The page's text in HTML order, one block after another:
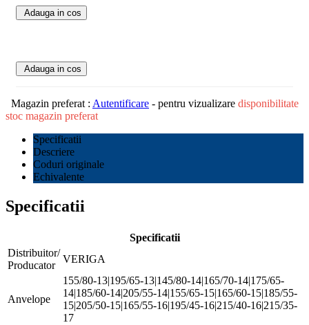
Adauga in cos
Adauga in cos
Magazin preferat : Autentificare - pentru vizualizare disponibilitate
stoc magazin preferat
Specificatii
Descriere
Coduri originale
Echivalente
Specificatii
Specificatii
Distribuitor/
Producator
VERIGA
Anvelope
155/80-13|195/65-13|145/80-14|165/70-14|175/65-
14|185/60-14|205/55-14|155/65-15|165/60-15|185/55-
15|205/50-15|165/55-16|195/45-16|215/40-16|215/35-
17